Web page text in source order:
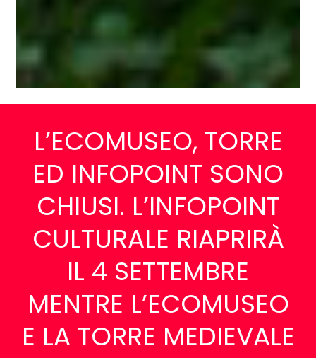
L’ECOMUSEO, TORRE
ED INFOPOINT SONO
CHIUSI. L’INFOPOINT
CULTURALE RIAPRIRÀ
IL 4 SETTEMBRE
MENTRE L’ECOMUSEO
E LA TORRE MEDIEVALE